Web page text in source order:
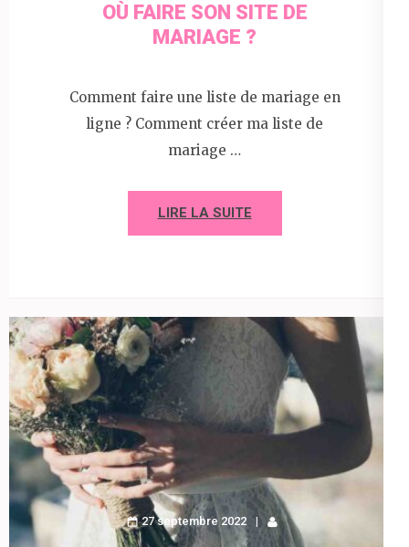
OÙ FAIRE SON SITE DE
MARIAGE ?
Comment faire une liste de mariage en
ligne ? Comment créer ma liste de
mariage …
LIRE LA SUITE
27 septembre 2022